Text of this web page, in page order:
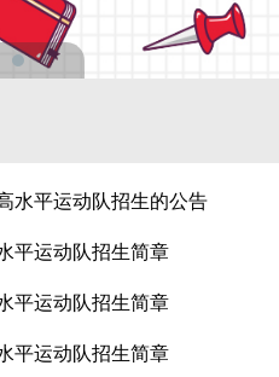
水平运动队招生的公告
平运动队招生简章
平运动队招生简章
平运动队招生简章